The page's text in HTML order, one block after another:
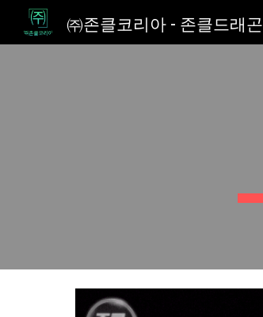
㈜존클코리아 - 존클드래곤